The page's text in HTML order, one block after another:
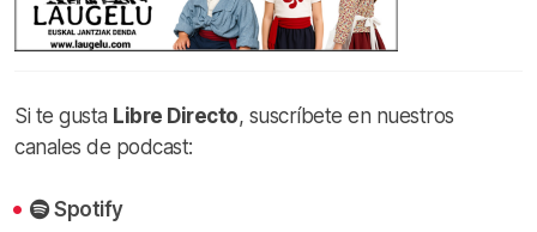
Si te gusta Libre Directo, suscríbete en nuestros
canales de podcast:
Spotify